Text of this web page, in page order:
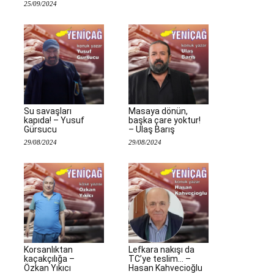
25/09/2024
Su savaşları
kapıda! – Yusuf
Gürsucu
29/08/2024
Masaya dönün,
başka çare yoktur!
– Ulaş Barış
29/08/2024
Korsanlıktan
kaçakçılığa –
Özkan Yıkıcı
Lefkara nakışı da
TC’ye teslim… –
Hasan Kahvecioğlu